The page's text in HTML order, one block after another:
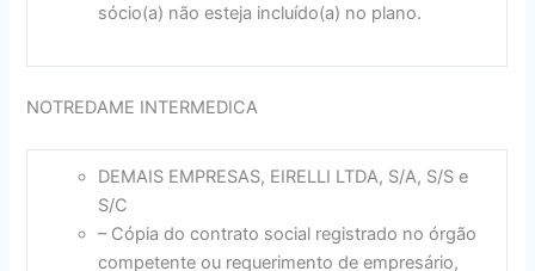
sócio(a) não esteja incluído(a) no plano.
NOTREDAME INTERMEDICA
DEMAIS EMPRESAS, EIRELLI LTDA, S/A, S/S e
S/C
– Cópia do contrato social registrado no órgão
competente ou requerimento de empresário,